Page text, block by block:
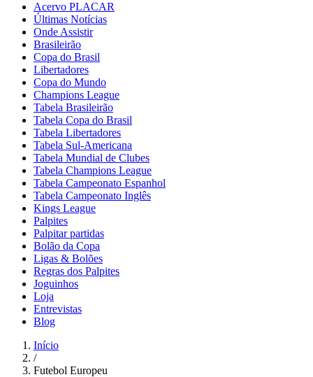
Acervo PLACAR
Últimas Notícias
Onde Assistir
Brasileirão
Copa do Brasil
Libertadores
Copa do Mundo
Champions League
Tabela Brasileirão
Tabela Copa do Brasil
Tabela Libertadores
Tabela Sul-Americana
Tabela Mundial de Clubes
Tabela Champions League
Tabela Campeonato Espanhol
Tabela Campeonato Inglês
Kings League
Palpites
Palpitar partidas
Bolão da Copa
Ligas & Bolões
Regras dos Palpites
Joguinhos
Loja
Entrevistas
Blog
Início
/
Futebol Europeu